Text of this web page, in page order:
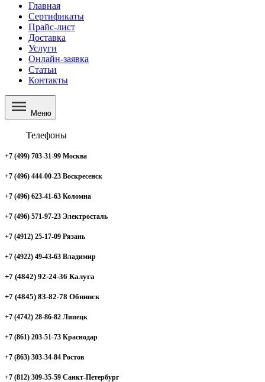
Главная
Сертификаты
Прайс-лист
Доставка
Услуги
Онлайн-заявка
Статьи
Контакты
Меню
Телефоны
+7 (499) 703-31-99 Москва
+7 (496) 444-00-23 Воскресенск
+7 (496) 623-41-63 Коломна
+7 (496) 571-97-23 Электросталь
+7 (4912) 25-17-09 Рязань
+7 (4922) 49-43-63 Владимир
+7 (4842) 92-24-36 Калуга
+7 (4845) 83-82-78 Обнинск
+7 (4742) 28-86-82 Липецк
+7 (861) 203-51-73 Краснодар
+7 (863) 303-34-84 Ростов
+7 (812) 309-35-59 Санкт-Петербург